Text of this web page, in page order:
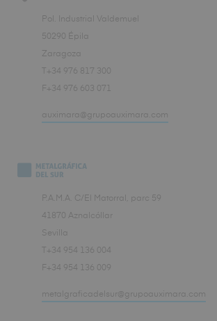
Pol. Industrial Valdemuel
50290 Épila
Zaragoza
T+34 976 817 300
F+34 976 603 071
auximara@grupoauximara.com
P.A.M.A. C/El Matorral, parc 59
41870 Aznalcóllar
Sevilla
T+34 954 136 004
F+34 954 136 009
metalgraficadelsur@grupoauximara.com